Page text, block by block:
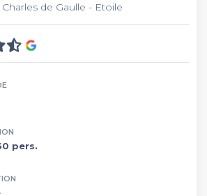
Charles de Gaulle - Etoile
pers.